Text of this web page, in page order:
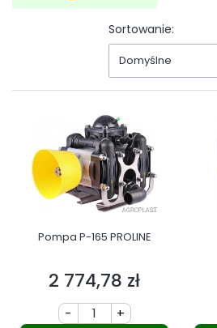
Sortowanie:
Domyślne
Pompa P-165 PROLINE
Cena
2 774,78 zł
- +